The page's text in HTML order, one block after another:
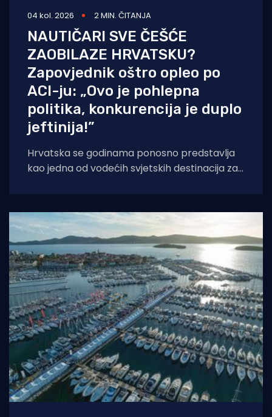
04 kol. 2026 2 MIN. ČITANJA
NAUTIČARI SVE ČEŠĆE
ZAOBILAZE HRVATSKU?
Zapovjednik oštro opleo po
ACI-ju: „Ovo je pohlepna
politika, konkurencija je duplo
jeftinija!”
Hrvatska se godinama ponosno predstavlja
kao jedna od vodećih svjetskih destinacija za